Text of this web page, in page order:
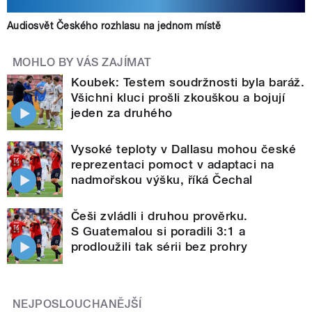
Audiosvět Českého rozhlasu na jednom místě
MOHLO BY VÁS ZAJÍMAT
Koubek: Testem soudržnosti byla baráž.
Všichni kluci prošli zkouškou a bojují
jeden za druhého
Vysoké teploty v Dallasu mohou české
reprezentaci pomoct v adaptaci na
nadmořskou výšku, říká Čechal
Češi zvládli i druhou prověrku.
S Guatemalou si poradili 3:1 a
prodloužili tak sérii bez prohry
NEJPOSLOUCHANĚJŠÍ